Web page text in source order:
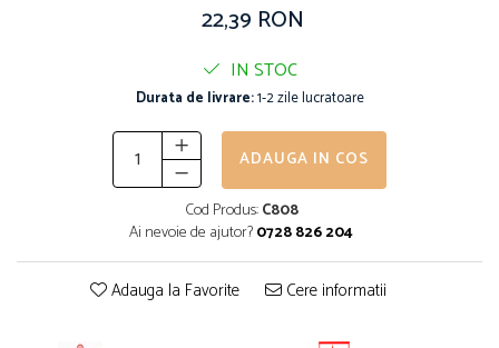
Solutie pentru desfundat tevi
Solutii curatat baie
Solutii curtare universala
Solutii intretiner mobila
22,39 RON
IN STOC
Durata de livrare:1-2 zile lucratoare
ADAUGA IN COS
Cod Produs:C808
Ai nevoie de ajutor?0728 826 204
Adauga la Favorite Cere informatii